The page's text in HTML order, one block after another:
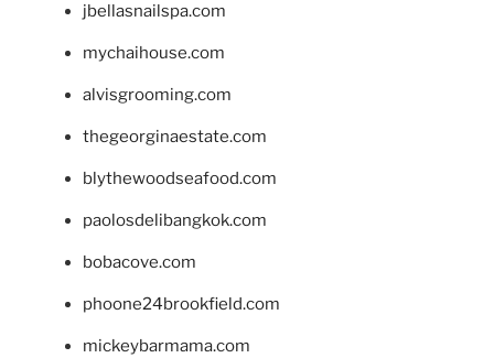
jbellasnailspa.com
mychaihouse.com
alvisgrooming.com
thegeorginaestate.com
blythewoodseafood.com
paolosdelibangkok.com
bobacove.com
phoone24brookfield.com
mickeybarmama.com